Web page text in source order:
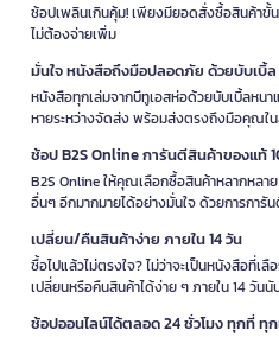
ช้อปเพลินเกินคุ้ม! เพียงมียอดสั่งซื้อสินค้า
ไม่ต้องจ่ายเพิ่ม
มั่นใจ หนังสือถึงมือปลอดภัย ด้วยบับเบิ้
หนังสือทุกเล่มจากบีทูเอสห่อด้วยบับเบิ้ลหน
หายระหว่างจัดส่ง พร้อมส่งตรงถึงมือคุณ
ช้อป B2S Online การันตีสินค้าของแท้
B2S Online ให้คุณเลือกซื้อสินค้าหลากหลา
อื่นๆ อีกมากมายได้อย่างมั่นใจ ด้วยการกา
เปลี่ยน/คืนสินค้าง่าย ภายใน 14 วัน
ซื้อไปแล้วไม่ตรงใจ? ไม่ว่าจะเป็นหนังสือที่
เปลี่ยนหรือคืนสินค้าได้ง่าย ๆ ภายใน 14 วัน
ช้อปออนไลน์ได้ตลอด 24 ชั่วโมง ทุกที่ ทุก